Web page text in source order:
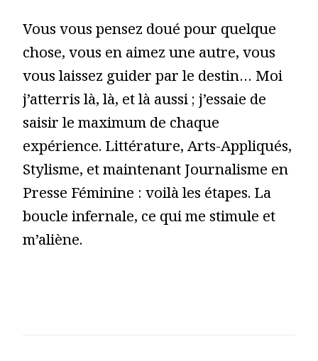
Vous vous pensez doué pour quelque
chose, vous en aimez une autre, vous
vous laissez guider par le destin… Moi
j’atterris là, là, et là aussi ; j’essaie de
saisir le maximum de chaque
expérience. Littérature, Arts-Appliqués,
Stylisme, et maintenant Journalisme en
Presse Féminine : voilà les étapes. La
boucle infernale, ce qui me stimule et
m’aliène.